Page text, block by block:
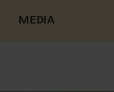
MEDIA